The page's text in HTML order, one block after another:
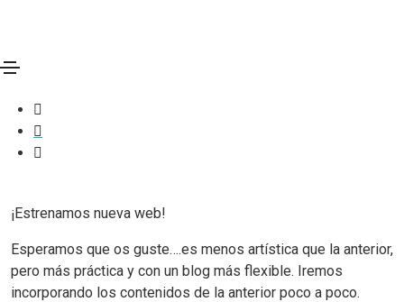
ByluisitoMar
¡Estrenamos nueva web!
Esperamos que os guste….es menos artística que la anterior,
pero más práctica y con un blog más flexible. Iremos
incorporando los contenidos de la anterior poco a poco.